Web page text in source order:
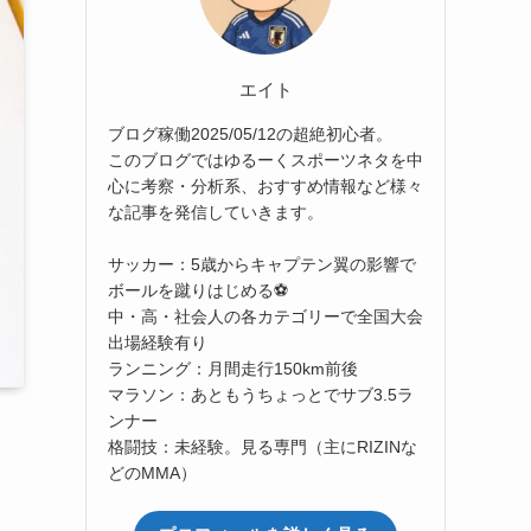
エイト
ブログ稼働2025/05/12の超絶初心者。
このブログではゆるーくスポーツネタを中
心に考察・分析系、おすすめ情報など様々
な記事を発信していきます。
サッカー：5歳からキャプテン翼の影響で
ボールを蹴りはじめる⚽
中・高・社会人の各カテゴリーで全国大会
出場経験有り
ランニング：月間走行150km前後
マラソン：あともうちょっとでサブ3.5ラ
ンナー
格闘技：未経験。見る専門（主にRIZINな
どのMMA）